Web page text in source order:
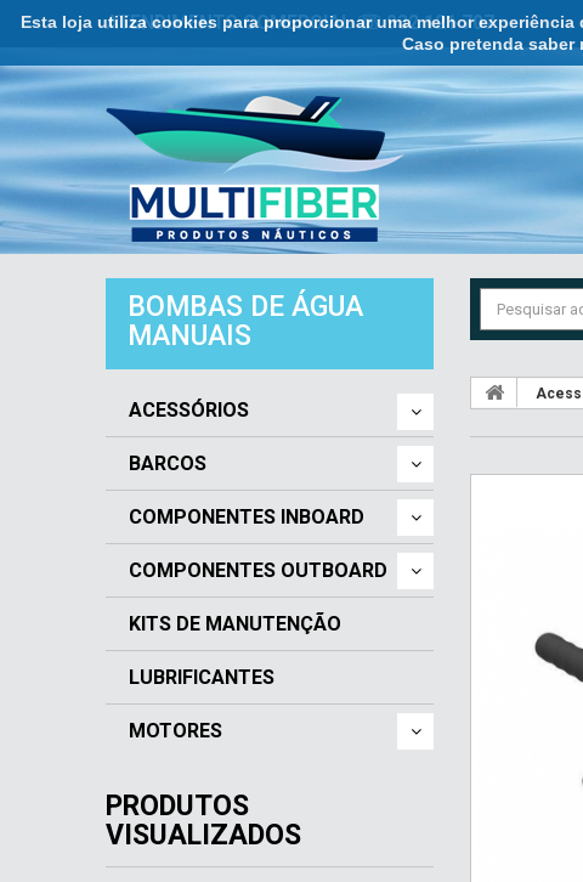
Esta loja utiliza cookies para proporcionar uma melhor
Caso pretenda
ATENDIMENTO COMERCIAL ☏ 932 121 707
BOMBAS DE ÁGUA
MANUAIS
ACESSÓRIOS
BARCOS
COMPONENTES INBOARD
COMPONENTES OUTBOARD
KITS DE MANUTENÇÃO
LUBRIFICANTES
MOTORES
PRODUTOS
VISUALIZADOS